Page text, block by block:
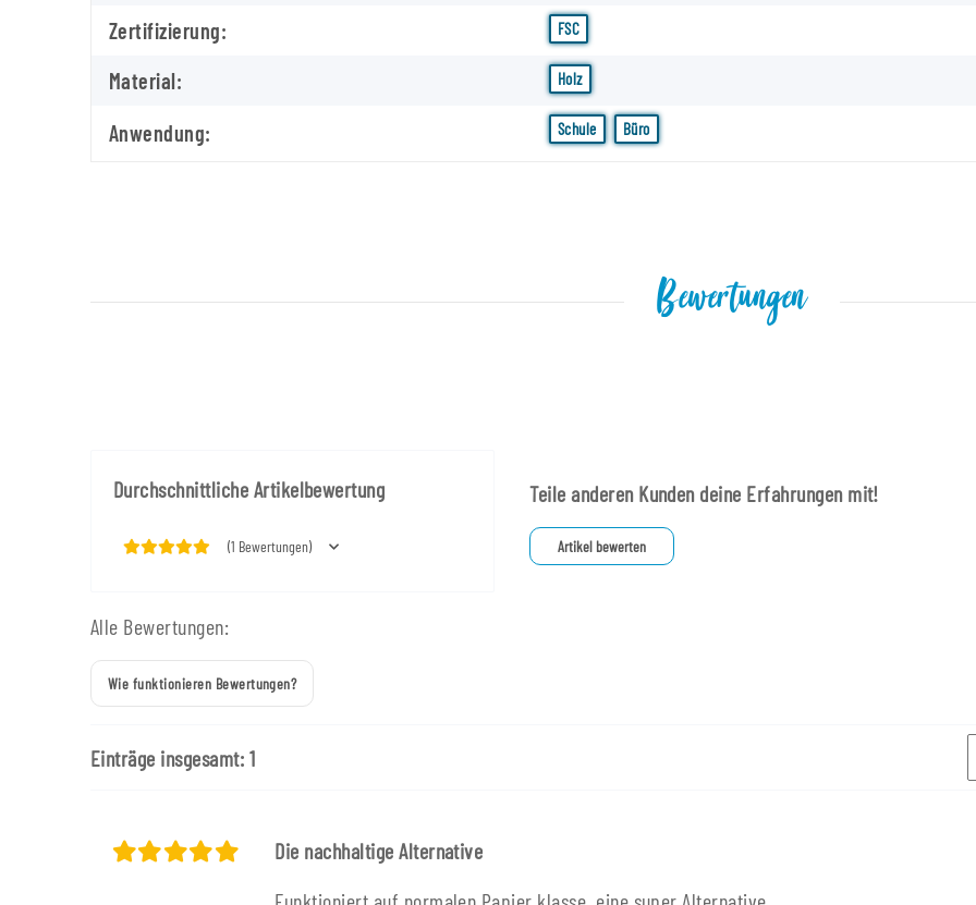
Zertifizierung: FSC
Material: Holz
Anwendung: Schule Büro
Bewertungen
Durchschnittliche Artikelbewertung
(1 Bewertungen)
Teile anderen Kunden deine Erfahrungen mit!
Artikel bewerten
Alle Bewertungen:
Wie funktionieren Bewertungen?
Einträge insgesamt: 1
Die nachhaltige Alternative